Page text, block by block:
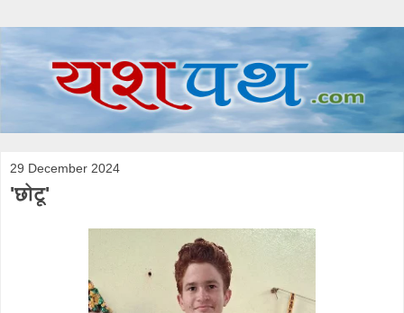
29 December 2024
'छोटू'